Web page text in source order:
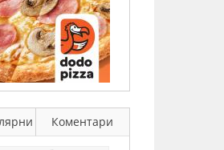
Коментари